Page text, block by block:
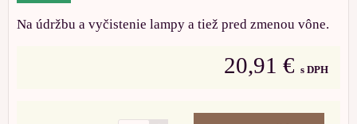
Na údržbu a vyčistenie lampy a tiež pred zmenou vône.
20,91 € s DPH